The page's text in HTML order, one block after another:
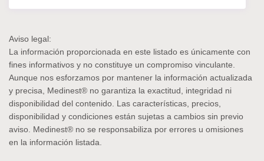
Aviso legal:
La información proporcionada en este listado es únicamente con
fines informativos y no constituye un compromiso vinculante.
Aunque nos esforzamos por mantener la información actualizada
y precisa, Medinest® no garantiza la exactitud, integridad ni
disponibilidad del contenido. Las características, precios,
disponibilidad y condiciones están sujetas a cambios sin previo
aviso. Medinest® no se responsabiliza por errores u omisiones
en la información listada.